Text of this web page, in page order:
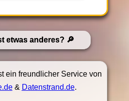
etwas anderes?
ein freundlicher Service von
& Datenstrand.de.